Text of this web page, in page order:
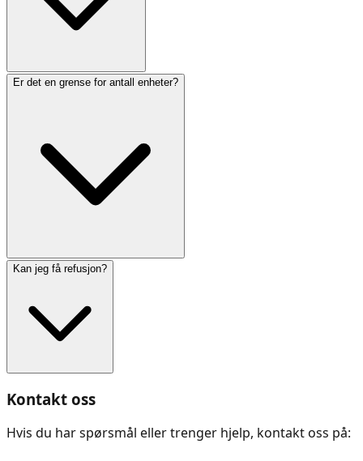
Er det en grense for antall enheter?
Kan jeg få refusjon?
Kontakt oss
Hvis du har spørsmål eller trenger hjelp, kontakt oss på: